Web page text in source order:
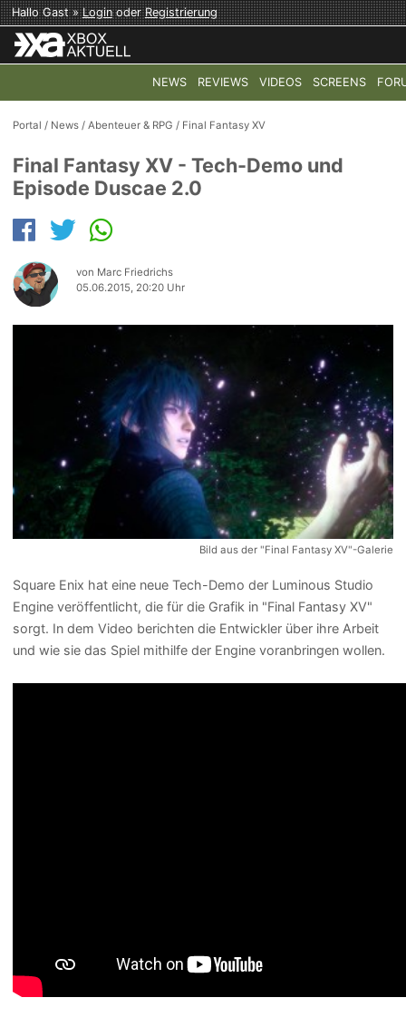
Hallo Gast »LoginoderRegistrierung
NEWS REVIEWS VIDEOS SCREENS
COD: MODERN WARFARE 4 HALO:
Portal / News /Abenteuer & RPG / Final Fantasy XV
Final Fantasy XV - Tech-Demo und
Episode Duscae 2.0
von Marc Friedrichs
05.06.2015, 20:20 Uhr
Bild aus der "Final Fantasy XV"-Galerie
Square Enix hat eine neue Tech-Demo der Luminous Studio
Engine veröffentlicht, die für die Grafik in "Final Fantasy XV"
sorgt. In dem Video berichten die Entwickler über ihre Arbeit
und wie sie das Spiel mithilfe der Engine voranbringen wollen.